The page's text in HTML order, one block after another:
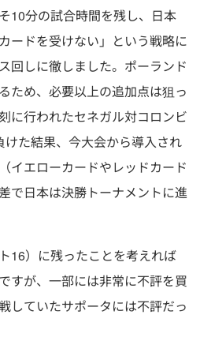
10分の試合時間を残し、日本
ードを受けない」という戦略に
回しに徹しました。ポーランド
ため、必要以上の追加点は狙っ
に行われたセネガル対コロンビ
た結果、今大会から導入され
イエローカードやレッドカード
で日本は決勝トーナメントに進
16）に残ったことを考えれば
すが、一部には非常に不評を買
していたサポータには不評だっ